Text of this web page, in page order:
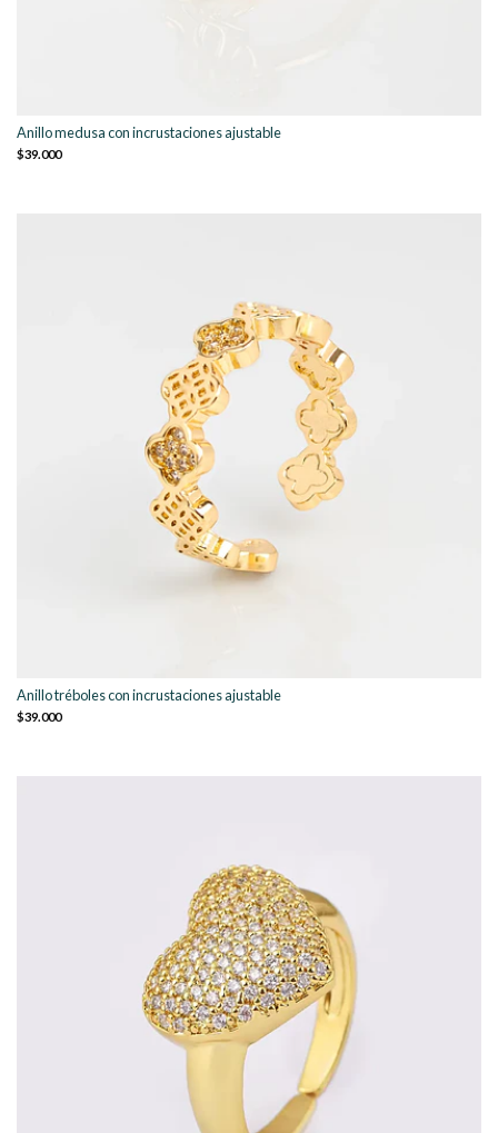
Anillo medusa con incrustaciones ajustable
$39.000
Anillo tréboles con incrustaciones ajustable
$39.000